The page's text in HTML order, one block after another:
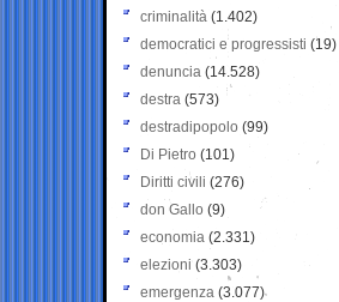
criminalità (1.402)
democratici e progressisti (19)
denuncia (14.528)
destra (573)
destradipopolo (99)
Di Pietro (101)
Diritti civili (276)
don Gallo (9)
economia (2.331)
elezioni (3.303)
emergenza (3.077)